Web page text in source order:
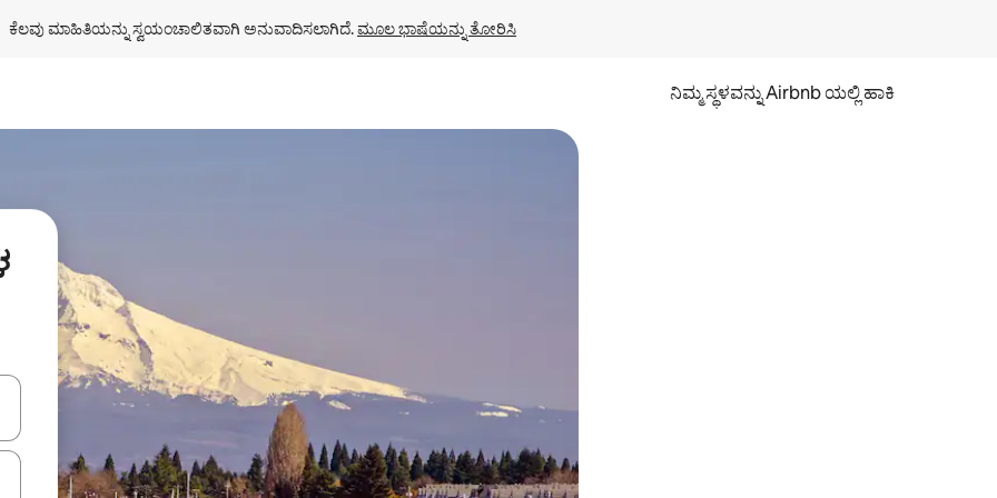
ಕೆಲವು ಮಾಹಿತಿಯನ್ನು ಸ್ವಯಂಚಾಲಿತವಾಗಿ ಅನುವಾದಿಸಲಾಗಿದೆ. ಮೂಲ ಭಾಷೆಯನ್ನು ತೋರಿಸಿ
ನಿಮ್ಮ ಸ್ಥಳವನ್ನು Airbnb ಯಲ್ಲಿ ಹಾಕಿ
ನ್ಯಾವಿಗೇಟ್ ಮಾಡಿ ಅಥವಾ ಸ್ಪರ್ಶ ಅಥವಾ ಸ್ವೈಪ್ ಗೆಸ್ಚರ್‌ಗಳ ಮೂಲಕ ಅನ್ವೇಷಿಸಿ.